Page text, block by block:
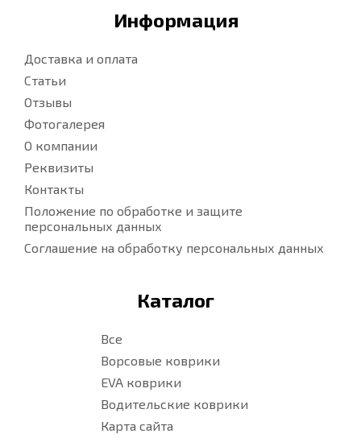
Информация
Доставка и оплата
Статьи
Отзывы
Фотогалерея
О компании
Реквизиты
Контакты
Положение по обработке и защите
персональных данных
Соглашение на обработку персональных данных
Каталог
Все
Ворсовые коврики
EVA коврики
Водительские коврики
Карта сайта